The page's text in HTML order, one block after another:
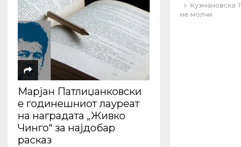
не молчи
Марјан Патлиџанковски
е годинешниот лауреат
на наградата „Живко
Чинго“ за најдобар
расказ